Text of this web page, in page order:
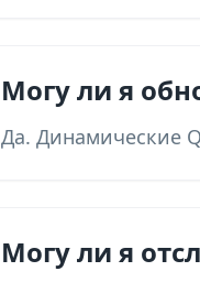
Могу ли я
Да. Динамические
Могу ли я